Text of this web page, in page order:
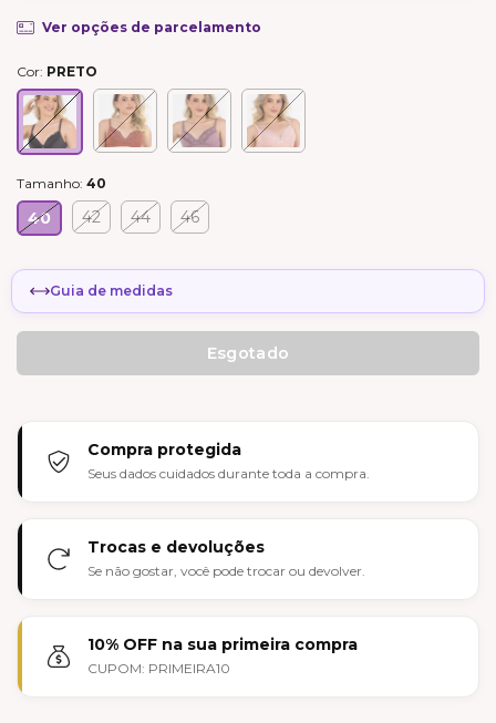
Ver opções de parcelamento
Cor: PRETO
Tamanho: 40
40 42 44 46
Guia de medidas
Compra protegida
Seus dados cuidados durante toda a compra.
Trocas e devoluções
Se não gostar, você pode trocar ou devolver.
10% OFF na sua primeira compra
CUPOM: PRIMEIRA10